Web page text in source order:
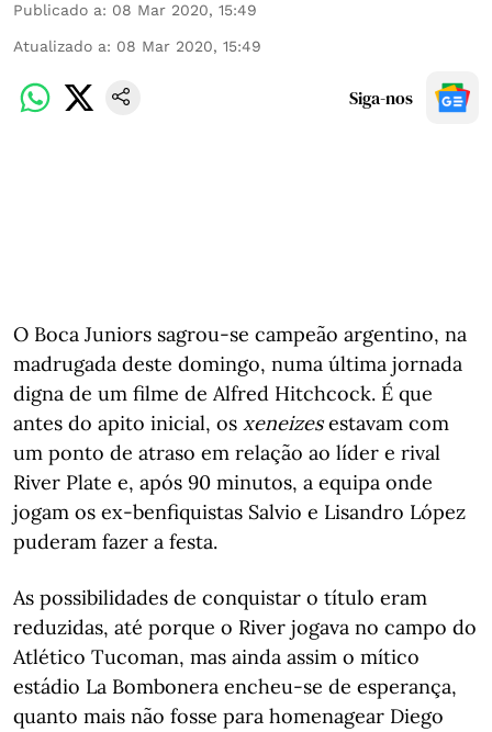
Publicado a: 08 Mar 2020, 15:49
Atualizado a: 08 Mar 2020, 15:49
Siga-nos
O Boca Juniors sagrou-se campeão argentino, na
madrugada deste domingo, numa última jornada
digna de um filme de Alfred Hitchcock. É que
antes do apito inicial, os xeneizesestavam com
um ponto de atraso em relação ao líder e rival
River Plate e, após 90 minutos, a equipa onde
jogam os ex-benfiquistas Salvio e Lisandro López
puderam fazer a festa.
As possibilidades de conquistar o título eram
reduzidas, até porque o River jogava no campo do
Atlético Tucoman, mas ainda assim o mítico
estádio La Bombonera encheu-se de esperança,
quanto mais não fosse para homenagear Diego